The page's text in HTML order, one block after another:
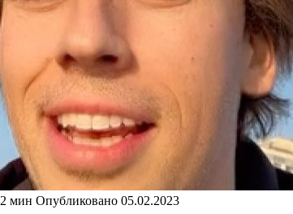
2 мин Опубликовано 05.02.2023